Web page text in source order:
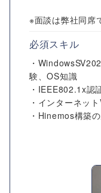
※面談は弊社同席
必須スキル
・
験、OS知識
・IEEE802.1x認
・インターネッ
・Hinemos構築